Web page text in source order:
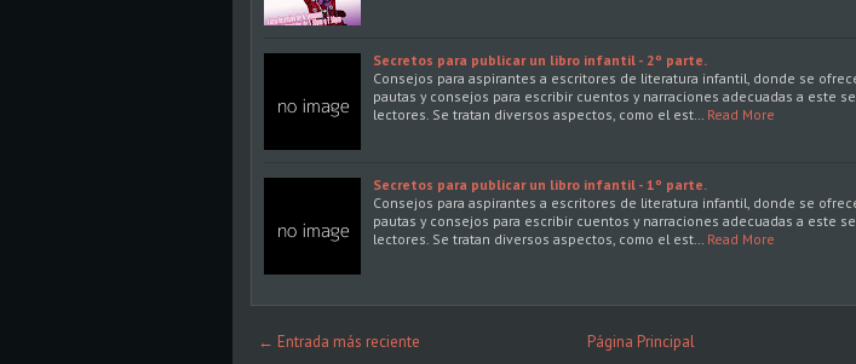
Secretos para publicar un libro infantil - 2º parte.
Consejos para aspirantes a escritores de literatura infantil, donde se
pautas y consejos para escribir cuentos y narraciones adecuadas a este
lectores. Se tratan diversos aspectos, como el est…
Read More
Secretos para publicar un libro infantil - 1º parte.
Consejos para aspirantes a escritores de literatura infantil, donde se
pautas y consejos para escribir cuentos y narraciones adecuadas a este
lectores. Se tratan diversos aspectos, como el est…
Read More
← Entrada más reciente Página Principal